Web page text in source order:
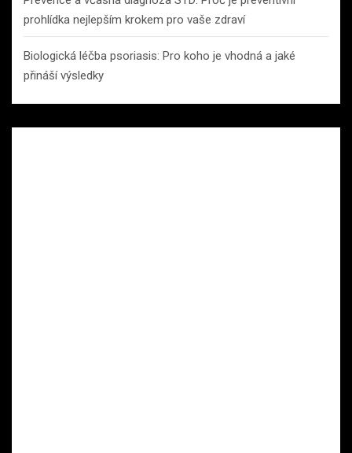
prohlídka nejlepším krokem pro vaše zdraví
Biologická léčba psoriasis: Pro koho je vhodná a jaké
přináší výsledky